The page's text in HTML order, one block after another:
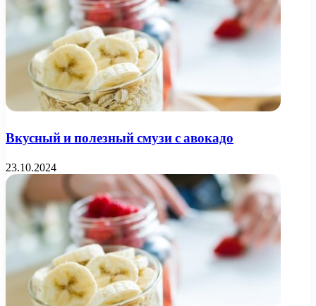
Вкусный и полезный смузи с авокадо
23.10.2024